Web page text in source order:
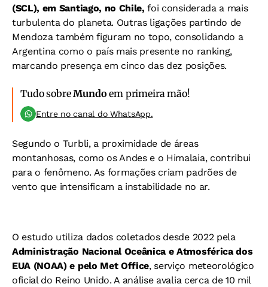
(SCL), em Santiago, no Chile, foi considerada a mais
turbulenta do planeta. Outras ligações partindo de
Mendoza também figuram no topo, consolidando a
Argentina como o país mais presente no ranking,
marcando presença em cinco das dez posições.
Tudo sobreMundo em primeira mão!
Entre no canal do WhatsApp.
Segundo o Turbli, a proximidade de áreas
montanhosas, como os Andes e o Himalaia, contribui
para o fenômeno. As formações criam padrões de
vento que intensificam a instabilidade no ar.
O estudo utiliza dados coletados desde 2022 pela
Administração Nacional Oceânica e Atmosférica dos
EUA (NOAA) e pelo Met Office, serviço meteorológico
oficial do Reino Unido. A análise avalia cerca de 10 mil